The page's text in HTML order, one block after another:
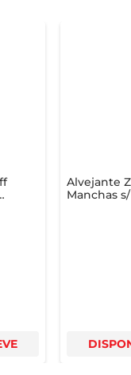
Alvejante
Manchas